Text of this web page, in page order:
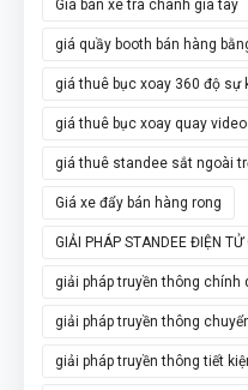
Giá bán xe trà chanh giã tay
giá quầy booth bán hàng
giá thuê bục xoay 360 độ sự
giá thuê bục xoay quay
giá thuê standee sắt ngoài
Giá xe đẩy bán hàng rong
GIẢI PHÁP STANDEE ĐIỆN TỬ
giải pháp truyền thông chính
giải pháp truyền thông
giải pháp truyền thông tiết